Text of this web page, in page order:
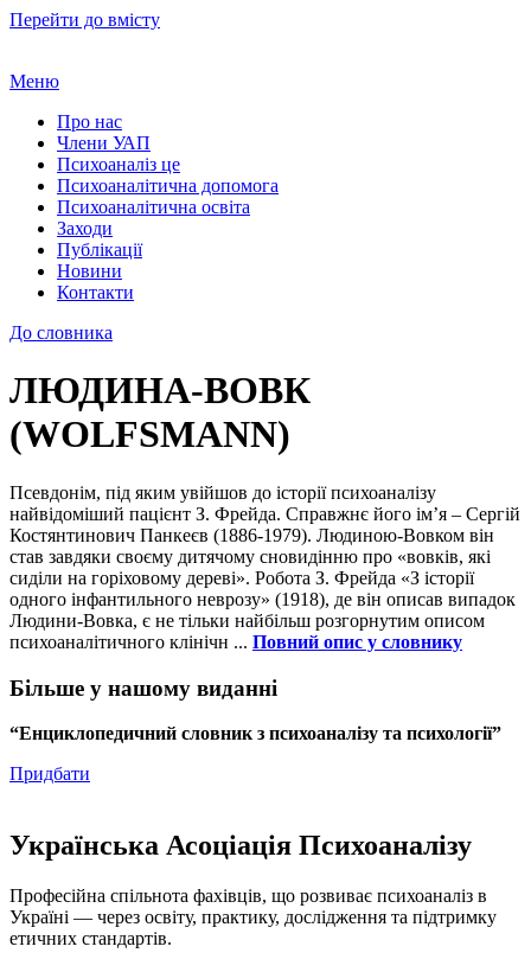
Перейти до вмісту
Меню
Про нас
Члени УАП
Психоаналіз це
Психоаналітична допомога
Психоаналітична освіта
Заходи
Публікації
Новини
Контакти
До словника
ЛЮДИНА-ВОВК
(WOLFSMANN)
Псевдонім, під яким увійшов до історії психоаналізу
найвідоміший пацієнт З. Фрейда. Справжнє його ім’я – Сергій
Костянтинович Панкеєв (1886-1979). Людиною-Вовком він
став завдяки своєму дитячому сновидінню про «вовків, які
сиділи на горіховому дереві». Робота З. Фрейда «З історії
одного інфантильного неврозу» (1918), де він описав випадок
Людини-Вовка, є не тільки найбільш розгорнутим описом
психоаналітичного клінічн ... Повний опис у словнику
Більше у нашому виданні
“Енциклопедичний словник з психоаналізу та психології”
Придбати
Українська Асоціація Психоаналізу
Професійна спільнота фахівців, що розвиває психоаналіз в
Україні — через освіту, практику, дослідження та підтримку
етичних стандартів.